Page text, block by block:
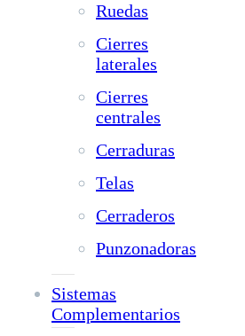
Ruedas
Cierres
laterales
Cierres
centrales
Cerraduras
Telas
Cerraderos
Punzonadoras
Sistemas
Complementarios